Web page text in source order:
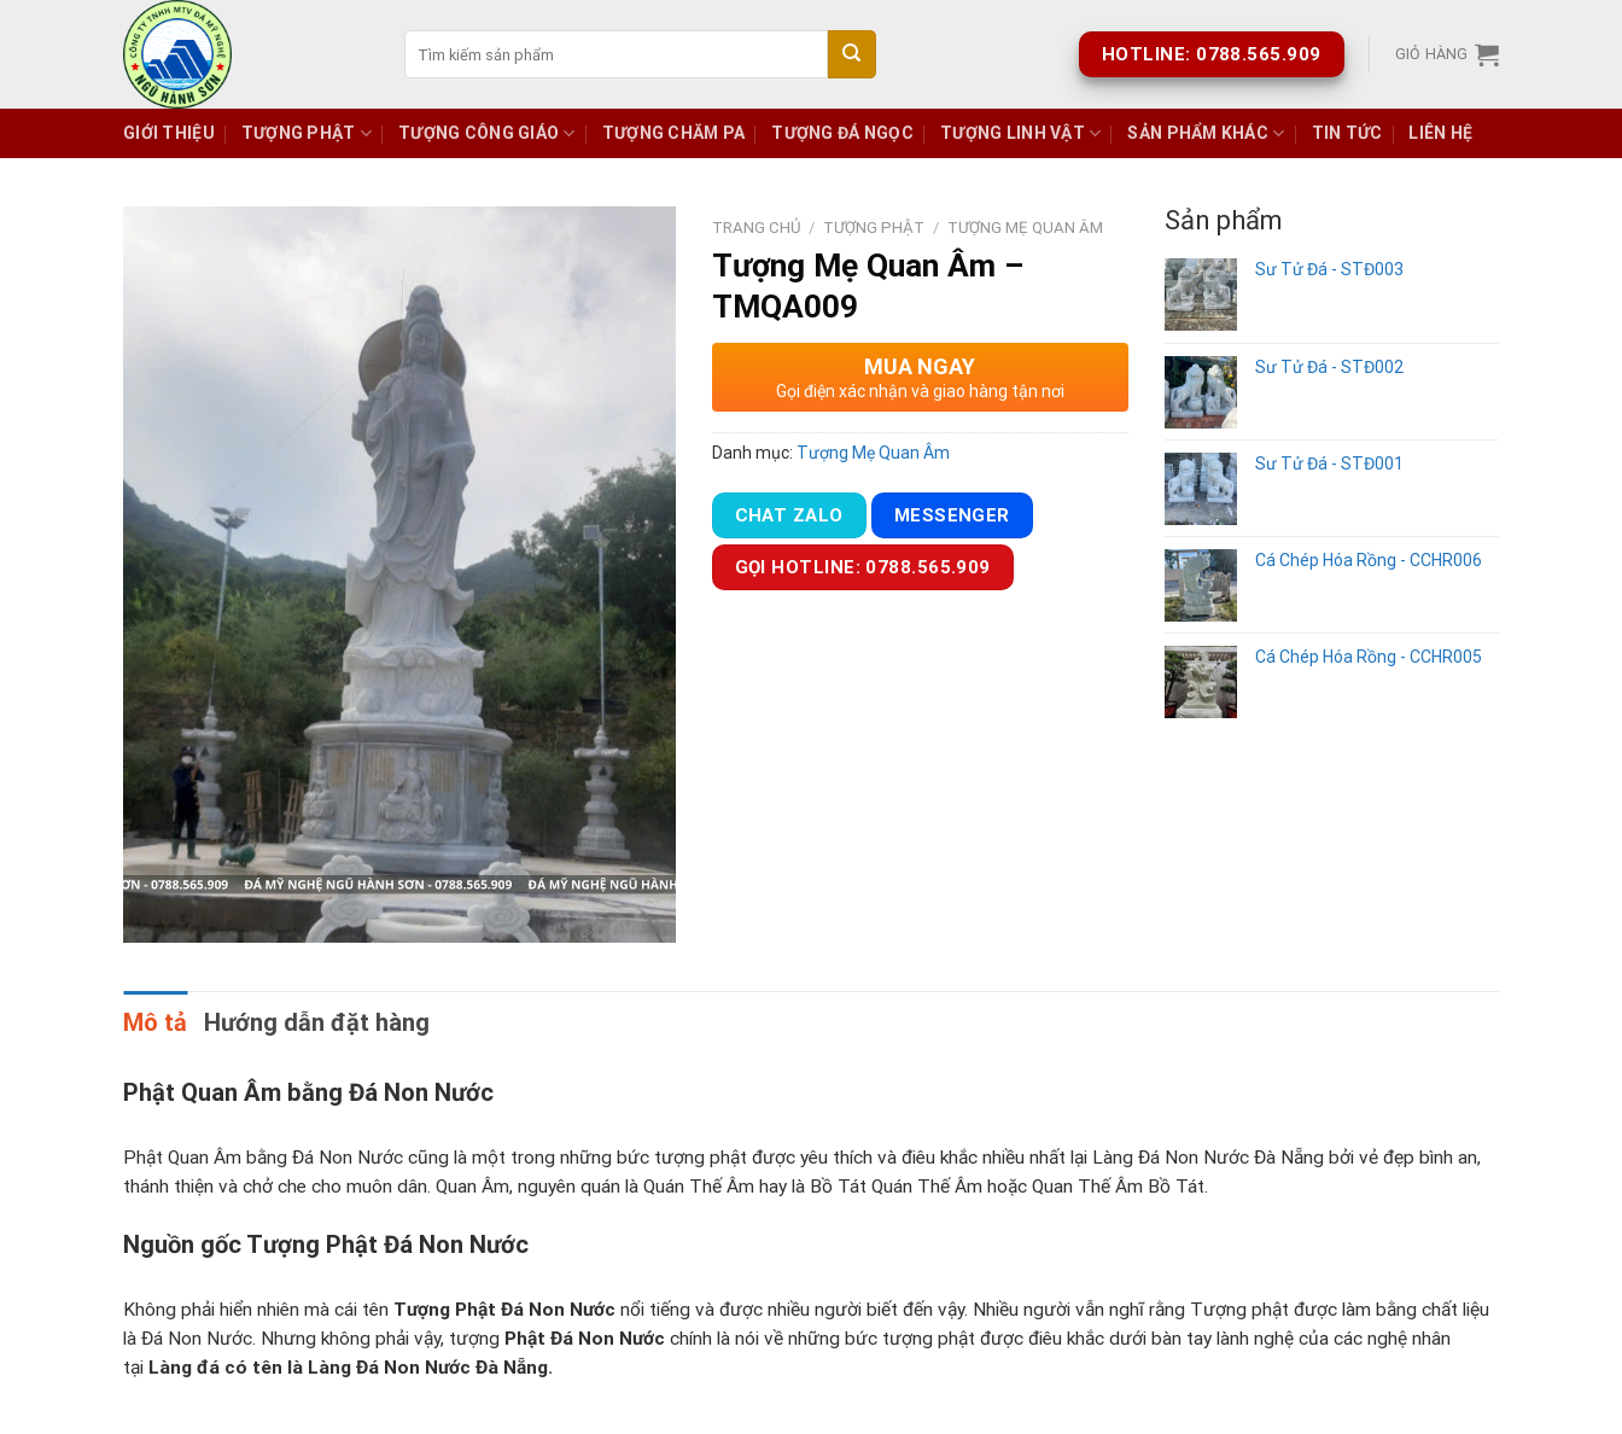
kiếm:
HOTLINE: 0788.565.909 GIỎ HÀNG
GIỚI THIỆU TƯỢNG PHẬT TƯỢNG CÔNG GIÁO TƯỢNG CHĂM PA TƯỢNG ĐÁ NGỌC TƯỢNG LINH VẬT SẢN PHẨM KHÁC TIN TỨC LIÊN HỆ
TRANG CHỦ / TƯỢNG PHẬT / TƯỢNG MẸ QUAN ÂM
Tượng Mẹ Quan Âm –
TMQA009
MUA NGAY
Gọi điện xác nhận và giao hàng tận nơi
Danh mục: Tượng Mẹ Quan Âm
CHAT ZALO MESSENGER
GỌI HOTLINE: 0788.565.909
Sản phẩm
Sư Tử Đá - STĐ003
Sư Tử Đá - STĐ002
Sư Tử Đá - STĐ001
Cá Chép Hóa Rồng - CCHR006
Cá Chép Hóa Rồng - CCHR005
Mô tả Hướng dẫn đặt hàng
Phật Quan Âm bằng Đá Non Nước
Phật Quan Âm bằng Đá Non Nước cũng là một trong những bức tượng phật được yêu thích và điêu khắc nhiều nhất lại Làng Đá Non Nước Đà Nẵng bởi vẻ đẹp bình an,
thánh thiện và chở che cho muôn dân. Quan Âm, nguyên quán là Quán Thế Âm hay là Bồ Tát Quán Thế Âm hoặc Quan Thế Âm Bồ Tát.
Nguồn gốc Tượng Phật Đá Non Nước
Không phải hiển nhiên mà cái tên Tượng Phật Đá Non Nước nổi tiếng và được nhiều người biết đến vậy. Nhiều người vẫn nghĩ rằng Tượng phật được làm bằng chất liệu
là Đá Non Nước. Nhưng không phải vậy, tượng Phật Đá Non Nước chính là nói về những bức tượng phật được điêu khắc dưới bàn tay lành nghệ của các nghệ nhân
tại Làng đá có tên là Làng Đá Non Nước Đà Nẵng.